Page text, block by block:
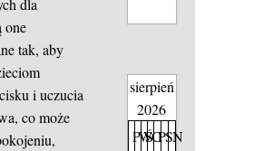
dla
one
tak, aby
i uczucia
co może
sierpień
2026
PW
ŚCPSN